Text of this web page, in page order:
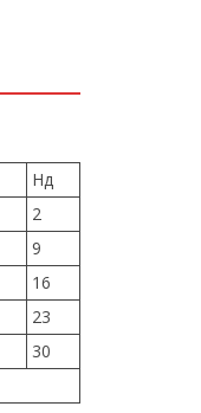
Нд
2
9
16
23
30